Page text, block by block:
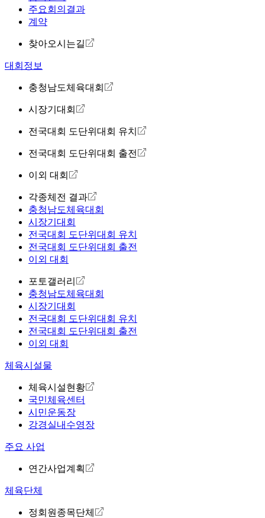
주요회의결과
계약
찾아오시는길
대회정보
충청남도체육대회
시장기대회
전국대회 도단위대회 유치
전국대회 도단위대회 출전
이외 대회
각종체전 결과
충청남도체육대회
시장기대회
전국대회 도단위대회 유치
전국대회 도단위대회 출전
이외 대회
포토갤러리
충청남도체육대회
시장기대회
전국대회 도단위대회 유치
전국대회 도단위대회 출전
이외 대회
체육시설물
체육시설현황
국민체육센터
시민운동장
강경실내수영장
주요 사업
연간사업계획
체육단체
정회원종목단체